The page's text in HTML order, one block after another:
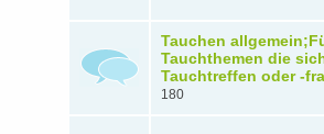
Tauchen
Tauchthemen die
Tauchtreffen oder -
180